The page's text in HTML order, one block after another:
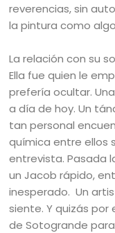
reverencias, sin
la pintura como
La relación con su
Ella fue quien le
prefería ocultar.
a día de hoy. Un
tan personal
química entre ellos
entrevista. Pasada
un Jacob rápido,
inesperado. Un
siente. Y quizás
de Sotogrande